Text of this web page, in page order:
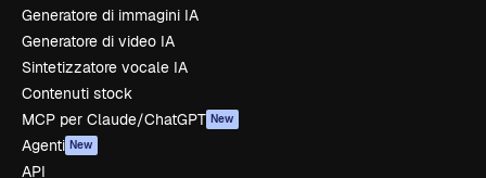
Generatore di immagini IA
Generatore di video IA
Sintetizzatore vocale IA
Contenuti stock
MCP per Claude/ChatGPT New
Agenti New
API